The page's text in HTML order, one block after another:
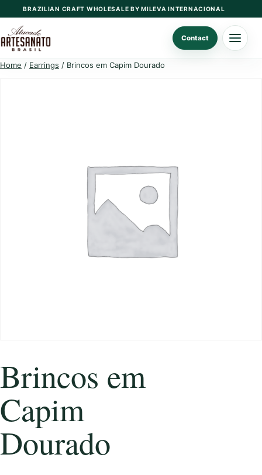
to
content
BRAZILIAN CRAFT WHOLESALE BY MILEVA INTERNACIONAL
Contact
Home / Earrings / Brincos em Capim Dourado
Brincos em
Capim
Dourado